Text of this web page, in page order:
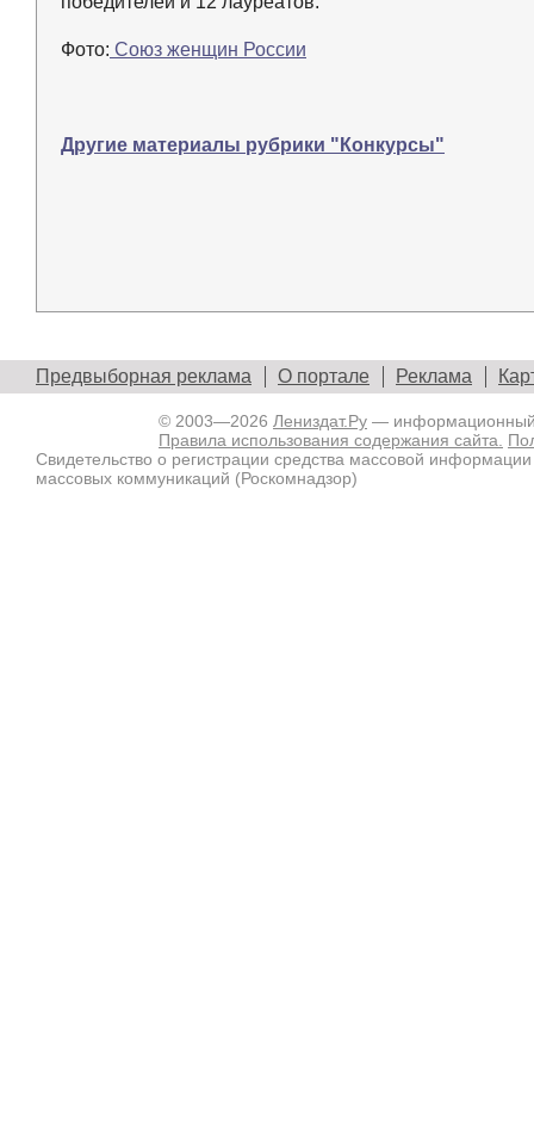
Фото: Союз женщин России
Другие материалы рубрики "Конкурсы"
Предвыборная реклама О портале Реклама
© 2003—2026 Лениздат.Ру — информационный
Правила использования содержания сайта.
Свидетельство о регистрации средства массовой
массовых коммуникаций (Роскомнадзор)